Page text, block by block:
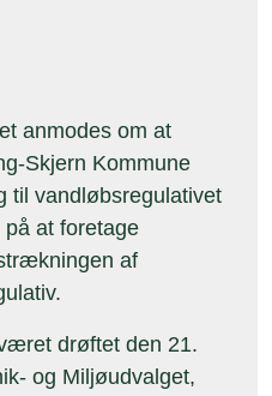
anmodes om at
Skjern Kommune
til vandløbsregulativet
at foretage
af
drøftet den 21.
og Miljøudvalget,